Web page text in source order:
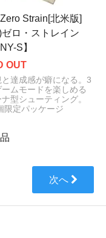
Strain[北米版]
ゼロ・ストレイン
S】
OUT
達成感が癖になる。3
ムモードを楽しめる
型シューティング。
限定パッケージ
次へ